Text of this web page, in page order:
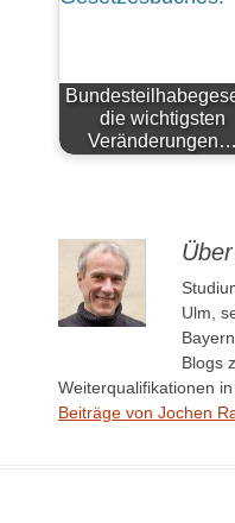
die wichtigsten
Veränderungen…
Ulm,
Blogs
Weiterqualifikationen
Beiträge von Jochen